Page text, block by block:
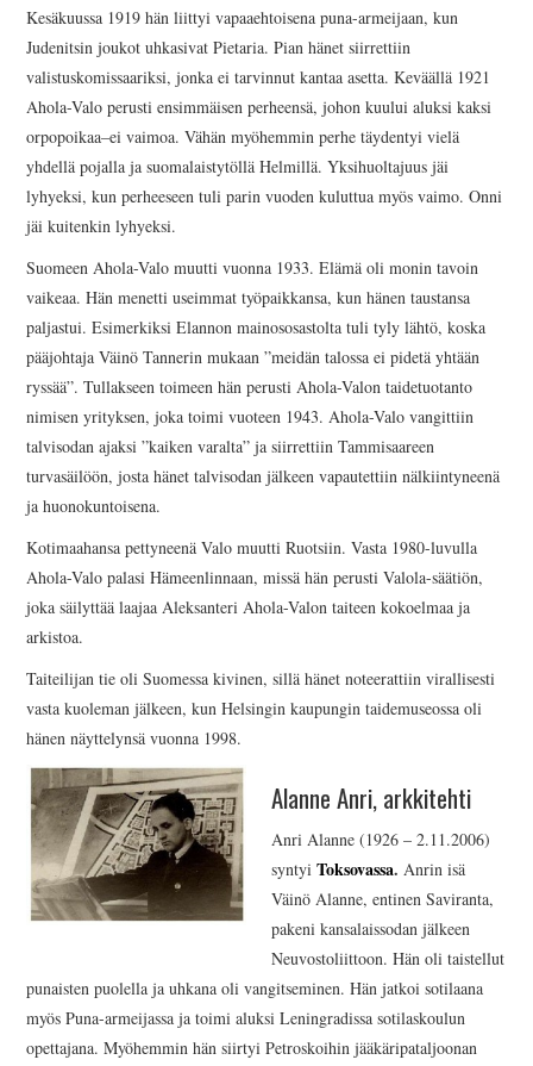
BLOGI
YHTEYSTIEDOT
Kesäkuussa 1919 hän liittyi vapaaehtoisena puna-armeijaan, kun
Judenitsin joukot uhkasivat Pietaria. Pian hänet siirrettiin
valistuskomissaariksi, jonka ei tarvinnut kantaa asetta. Keväällä 1921
Ahola-Valo perusti ensimmäisen perheensä, johon kuului aluksi kaksi
orpopoikaa–ei vaimoa. Vähän myöhemmin perhe täydentyi vielä
yhdellä pojalla ja suomalaistytöllä Helmillä. Yksihuoltajuus jäi
lyhyeksi, kun perheeseen tuli parin vuoden kuluttua myös vaimo. Onni
jäi kuitenkin lyhyeksi.
Suomeen Ahola-Valo muutti vuonna 1933. Elämä oli monin tavoin
vaikeaa. Hän menetti useimmat työpaikkansa, kun hänen taustansa
paljastui. Esimerkiksi Elannon mainososastolta tuli tyly lähtö, koska
pääjohtaja Väinö Tannerin mukaan ”meidän talossa ei pidetä yhtään
ryssää”. Tullakseen toimeen hän perusti Ahola-Valon taidetuotanto
nimisen yrityksen, joka toimi vuoteen 1943. Ahola-Valo vangittiin
talvisodan ajaksi ”kaiken varalta” ja siirrettiin Tammisaareen
turvasäilöön, josta hänet talvisodan jälkeen vapautettiin nälkiintyneenä
ja huonokuntoisena.
Kotimaahansa pettyneenä Valo muutti Ruotsiin. Vasta 1980-luvulla
Ahola-Valo palasi Hämeenlinnaan, missä hän perusti Valola-säätiön,
joka säilyttää laajaa Aleksanteri Ahola-Valon taiteen kokoelmaa ja
arkistoa.
Taiteilijan tie oli Suomessa kivinen, sillä hänet noteerattiin virallisesti
vasta kuoleman jälkeen, kun Helsingin kaupungin taidemuseossa oli
hänen näyttelynsä vuonna 1998.
Alanne Anri, arkkitehti
Anri Alanne (1926 – 2.11.2006)
syntyi Toksovassa. Anrin isä
Väinö Alanne, entinen Saviranta,
pakeni kansalaissodan jälkeen
Neuvostoliittoon. Hän oli taistellut
punaisten puolella ja uhkana oli vangitseminen. Hän jatkoi sotilaana
myös Puna-armeijassa ja toimi aluksi Leningradissa sotilaskoulun
opettajana. Myöhemmin hän siirtyi Petroskoihin jääkäripataljoonan